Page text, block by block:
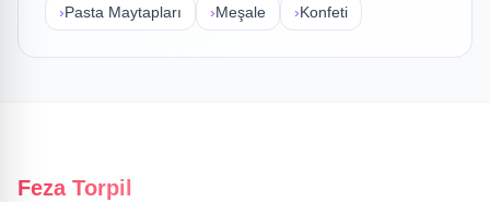
›Pasta Maytapları ›Meşale ›Konfeti
Feza Torpil